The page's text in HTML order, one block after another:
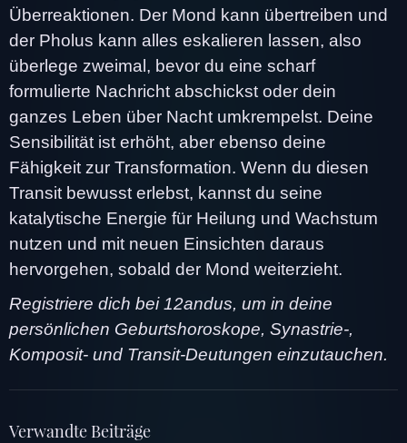
Überreaktionen. Der Mond kann übertreiben und
der Pholus kann alles eskalieren lassen, also
überlege zweimal, bevor du eine scharf
formulierte Nachricht abschickst oder dein
ganzes Leben über Nacht umkrempelst. Deine
Sensibilität ist erhöht, aber ebenso deine
Fähigkeit zur Transformation. Wenn du diesen
Transit bewusst erlebst, kannst du seine
katalytische Energie für Heilung und Wachstum
nutzen und mit neuen Einsichten daraus
hervorgehen, sobald der Mond weiterzieht.
Registriere dich bei 12andus, um in deine
persönlichen Geburtshoroskope, Synastrie-,
Komposit- und Transit-Deutungen einzutauchen.
Verwandte Beiträge